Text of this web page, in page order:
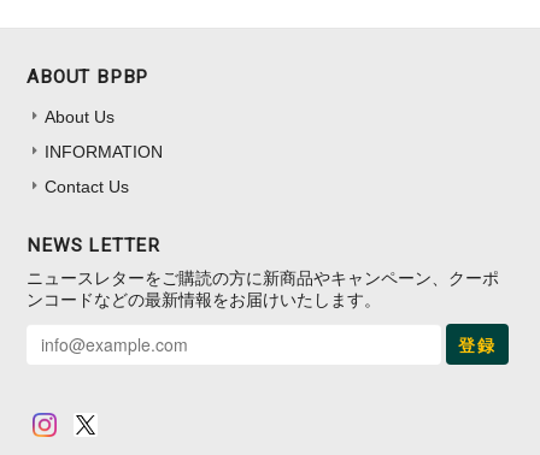
ABOUT BPBP
About Us
INFORMATION
Contact Us
NEWS LETTER
ニュースレターをご購読の方に新商品やキャンペーン、クーポ
ンコードなどの最新情報をお届けいたします。
登録